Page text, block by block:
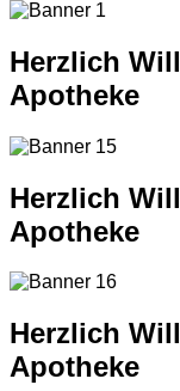
Herzlich
Apotheke
Herzlich
Apotheke
Herzlich
Apotheke